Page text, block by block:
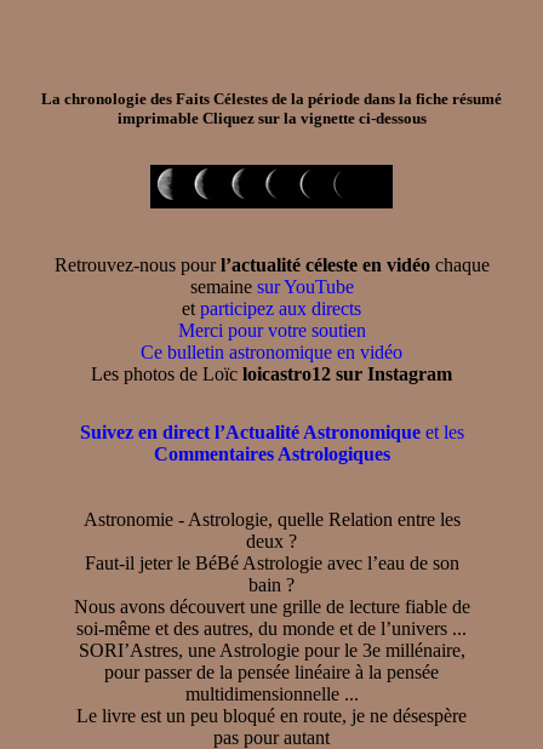
La chronologie des Faits Célestes de la période dans la fiche résumé
imprimableCliquez sur la vignette ci-dessous
Retrouvez-nous pourl’actualité céleste en vidéochaque
semaine sur YouTube
et participez aux directs
Merci pour votre soutien
Ce bulletin astronomique en vidéo
Les photos de Loïc loicastro12 sur Instagram
Suivez en direct l’Actualité Astronomiqueet les
Commentaires Astrologiques
Astronomie - Astrologie, quelle Relation entre les
deux ?
Faut-il jeter le BéBé Astrologie avec l’eau de son
bain ?
Nous avons découvert une grille de lecture fiable de
soi-même et des autres, du monde et de l’univers ...
SORI’Astres, une Astrologie pour le 3e millénaire,
pour passer de la pensée linéaire à la pensée
multidimensionnelle ...
Le livre est un peu bloqué en route, je ne désespère
pas pour autant